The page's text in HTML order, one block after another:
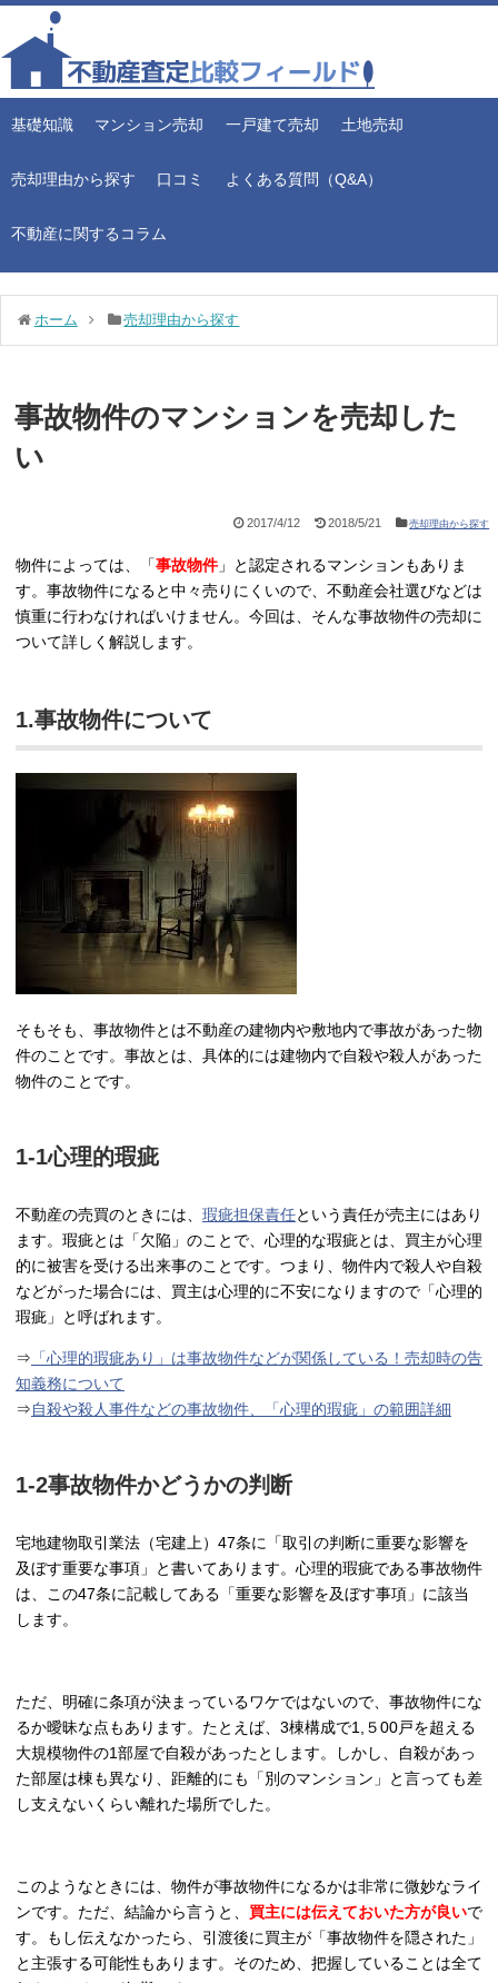
基礎知識 マンション売却 一戸建て売却 土地売却
売却理由から探す 口コミ よくある質問（Q&A）
不動産に関するコラム
ホーム 売却理由から探す
事故物件のマンションを売却した
い
2017/4/12 2018/5/21 売却理由から探す
物件によっては、「事故物件」と認定されるマンションもありま
す。事故物件になると中々売りにくいので、不動産会社選びなどは
慎重に行わなければいけません。今回は、そんな事故物件の売却に
ついて詳しく解説します。
1.事故物件について
そもそも、事故物件とは不動産の建物内や敷地内で事故があった物
件のことです。事故とは、具体的には建物内で自殺や殺人があった
物件のことです。
1-1心理的瑕疵
不動産の売買のときには、 瑕疵担保責任という責任が売主にはあり
ます。瑕疵とは「欠陥」のことで、心理的な瑕疵とは、買主が心理
的に被害を受ける出来事のことです。つまり、物件内で殺人や自殺
などがった場合には、買主は心理的に不安になりますので「心理的
瑕疵」と呼ばれます。
⇒ 「心理的瑕疵あり」は事故物件などが関係している！売却時の告
知義務について
⇒自殺や殺人事件などの事故物件、「心理的瑕疵」の範囲詳細
1-2事故物件かどうかの判断
宅地建物取引業法（宅建上）47条に「取引の判断に重要な影響を
及ぼす重要な事項」と書いてあります。心理的瑕疵である事故物件
は、この47条に記載してある「重要な影響を及ぼす事項」に該当
します。
ただ、明確に条項が決まっているワケではないので、事故物件にな
るか曖昧な点もあります。たとえば、3棟構成で1,５00戸を超える
大規模物件の1部屋で自殺があったとします。しかし、自殺があっ
た部屋は棟も異なり、距離的にも「別のマンション」と言っても差
し支えないくらい離れた場所でした。
このようなときには、物件が事故物件になるかは非常に微妙なライ
ンです。ただ、結論から言うと、 買主には伝えておいた方が良いで
す。もし伝えなかったら、引渡後に買主が「事故物件を隠された」
と主張する可能性もあります。そのため、把握していることは全て